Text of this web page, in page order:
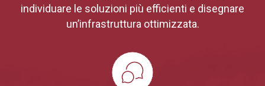
individuare le soluzioni più efficienti e disegnare
un’infrastruttura ottimizzata.